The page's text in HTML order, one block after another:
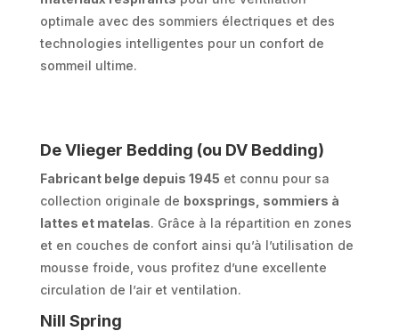
optimale avec des sommiers électriques et des
technologies intelligentes pour un confort de
sommeil ultime.
De Vlieger Bedding (ou DV Bedding)
Fabricant belge depuis 1945 et connu pour sa
collection originale de boxsprings, sommiers à
lattes et matelas. Grâce à la répartition en zones
et en couches de confort ainsi qu’à l’utilisation de
mousse froide, vous profitez d’une excellente
circulation de l’air et ventilation.
Nill Spring